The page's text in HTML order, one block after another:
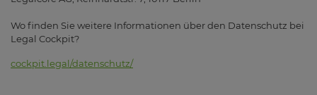
Wo finden Sie weitere Informationen über den Datenschutz bei
Legal Cockpit?
cockpit.legal/datenschutz/